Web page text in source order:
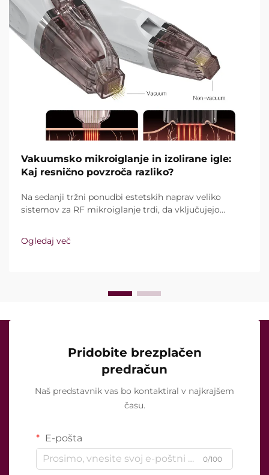
Vakuumsko mikroiglanje in izolirane igle:
Kaj resnično povzroča razliko?
Na sedanji tržni ponudbi estetskih naprav veliko
sistemov za RF mikroiglanje trdi, da vključujejo
vprašanje pa ni le, ali te funkcije sploh obstajajo,
temveč kako natančno delujejo med kliničnim
Ogledaj več
Pridobite brezplačen
predračun
Naš predstavnik vas bo kontaktiral v najkrajšem
času.
E-pošta
0/100